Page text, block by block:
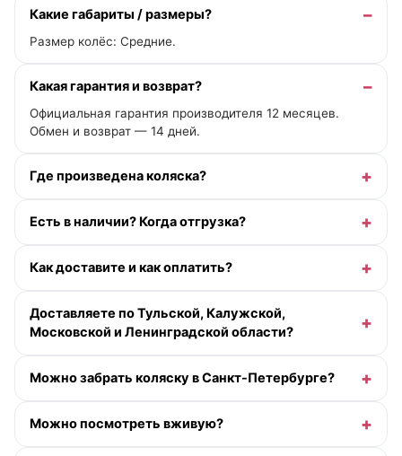
Какие габариты / размеры?
Размер колёс: Средние.
Какая гарантия и возврат?
Официальная гарантия производителя 12 месяцев.
Обмен и возврат — 14 дней.
Где произведена коляска?
Есть в наличии? Когда отгрузка?
Как доставите и как оплатить?
Доставляете по Тульской, Калужской,
Московской и Ленинградской области?
Можно забрать коляску в Санкт-Петербурге?
Можно посмотреть вживую?